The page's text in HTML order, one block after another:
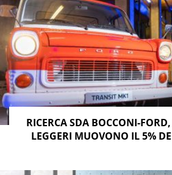
RICERCA SDA BOCCONI-
LEGGERI MUOVONO IL 5%